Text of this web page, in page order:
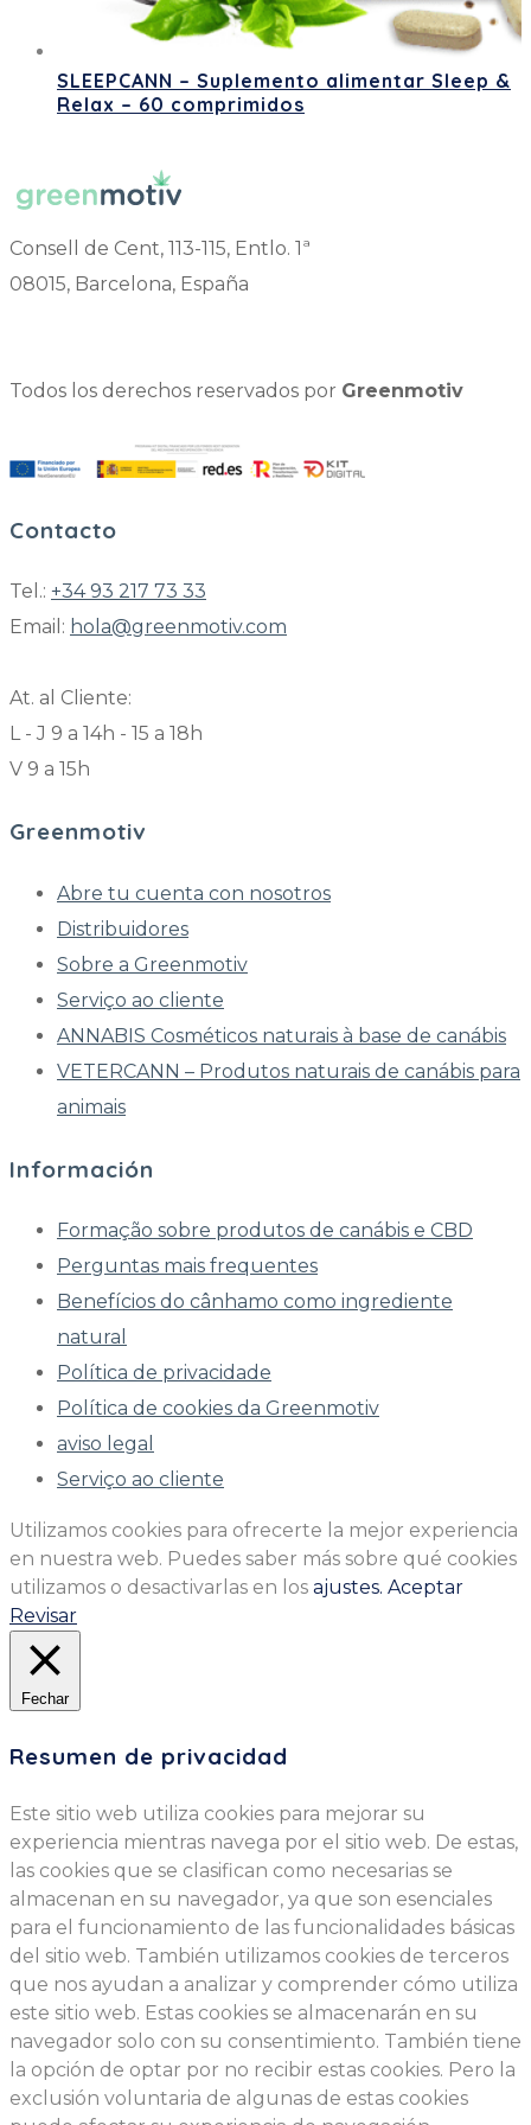
SLEEPCANN – Suplemento alimentar Sleep &
Relax – 60 comprimidos
Consell de Cent, 113-115, Entlo. 1ª
08015, Barcelona, España
Todos los derechos reservados por Greenmotiv
Contacto
Tel.: +34 93 217 73 33
Email: hola@greenmotiv.com
At. al Cliente:
L - J 9 a 14h - 15 a 18h
V 9 a 15h
Greenmotiv
Abre tu cuenta con nosotros
Distribuidores
Sobre a Greenmotiv
Serviço ao cliente
ANNABIS Cosméticos naturais à base de canábis
VETERCANN – Produtos naturais de canábis para
animais
Información
Formação sobre produtos de canábis e CBD
Perguntas mais frequentes
Benefícios do cânhamo como ingrediente
natural
Política de privacidade
Política de cookies da Greenmotiv
aviso legal
Serviço ao cliente
Utilizamos cookies para ofrecerte la mejor experiencia
en nuestra web. Puedes saber más sobre qué cookies
utilizamos o desactivarlas en los ajustes. Aceptar
Revisar
Fechar
Resumen de privacidad
Este sitio web utiliza cookies para mejorar su
experiencia mientras navega por el sitio web. De estas,
las cookies que se clasifican como necesarias se
almacenan en su navegador, ya que son esenciales
para el funcionamiento de las funcionalidades básicas
del sitio web. También utilizamos cookies de terceros
que nos ayudan a analizar y comprender cómo utiliza
este sitio web. Estas cookies se almacenarán en su
navegador solo con su consentimiento. También tiene
la opción de optar por no recibir estas cookies. Pero la
exclusión voluntaria de algunas de estas cookies